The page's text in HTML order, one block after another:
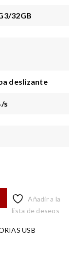
32GB
deslizante
s
Añadir a la
lista de deseos
USB